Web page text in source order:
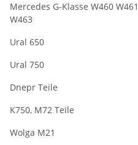
Mercedes G-Klasse W460 W461
W463
Ural 650
Ural 750
Dnepr Teile
K750, M72 Teile
Wolga M21